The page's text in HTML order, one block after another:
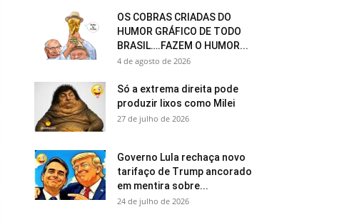
OS COBRAS CRIADAS DO
HUMOR GRÁFICO DE TODO
BRASIL….FAZEM O HUMOR...
4 de agosto de 2026
Só a extrema direita pode
produzir lixos como Milei
27 de julho de 2026
Governo Lula rechaça novo
tarifaço de Trump ancorado
em mentira sobre...
24 de julho de 2026